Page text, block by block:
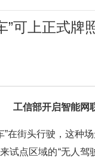
”可上正式牌
工信部开启智能网
”在街头行驶，这种
试点区域的“无人